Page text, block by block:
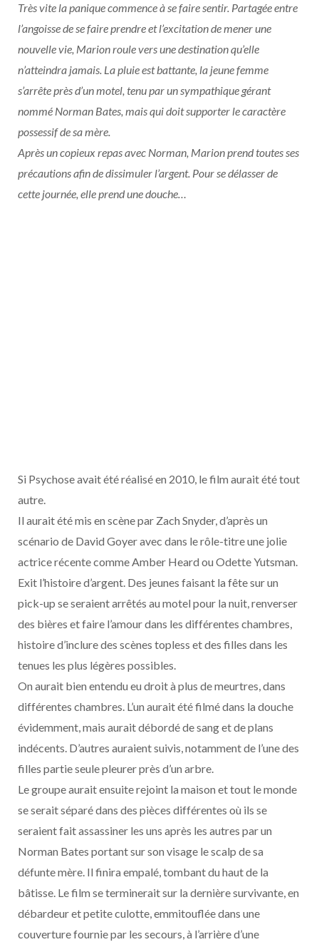
Très vite la panique commence à se faire sentir. Partagée entre
l’angoisse de se faire prendre et l’excitation de mener une
nouvelle vie, Marion roule vers une destination qu’elle
n’atteindra jamais. La pluie est battante, la jeune femme
s’arrête près d’un motel, tenu par un sympathique gérant
nommé Norman Bates, mais qui doit supporter le caractère
possessif de sa mère.
Après un copieux repas avec Norman, Marion prend toutes ses
précautions afin de dissimuler l’argent. Pour se délasser de
cette journée, elle prend une douche…
Si Psychose avait été réalisé en 2010, le film aurait été tout
autre.
Il aurait été mis en scène par Zach Snyder, d’après un
scénario de David Goyer avec dans le rôle-titre une jolie
actrice récente comme Amber Heard ou Odette Yutsman.
Exit l’histoire d’argent. Des jeunes faisant la fête sur un
pick-up se seraient arrêtés au motel pour la nuit, renverser
des bières et faire l’amour dans les différentes chambres,
histoire d’inclure des scènes topless et des filles dans les
tenues les plus légères possibles.
On aurait bien entendu eu droit à plus de meurtres, dans
différentes chambres. L’un aurait été filmé dans la douche
évidemment, mais aurait débordé de sang et de plans
indécents. D’autres auraient suivis, notamment de l’une des
filles partie seule pleurer près d’un arbre.
Le groupe aurait ensuite rejoint la maison et tout le monde
se serait séparé dans des pièces différentes où ils se
seraient fait assassiner les uns après les autres par un
Norman Bates portant sur son visage le scalp de sa
défunte mère. Il finira empalé, tombant du haut de la
bâtisse. Le film se terminerait sur la dernière survivante, en
débardeur et petite culotte, emmitouflée dans une
couverture fournie par les secours, à l’arrière d’une